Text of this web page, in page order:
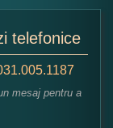
telefonice
mesaj pentru a